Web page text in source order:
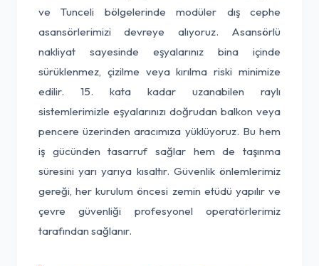
ve Tunceli bölgelerinde modüler dış cephe
asansörlerimizi devreye alıyoruz. Asansörlü
nakliyat sayesinde eşyalarınız bina içinde
sürüklenmez, çizilme veya kırılma riski minimize
edilir. 15. kata kadar uzanabilen raylı
sistemlerimizle eşyalarınızı doğrudan balkon veya
pencere üzerinden aracımıza yüklüyoruz. Bu hem
iş gücünden tasarruf sağlar hem de taşınma
süresini yarı yarıya kısaltır. Güvenlik önlemlerimiz
gereği, her kurulum öncesi zemin etüdü yapılır ve
çevre güvenliği profesyonel operatörlerimiz
tarafından sağlanır.